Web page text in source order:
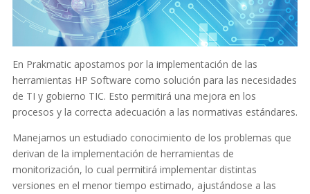
En Prakmatic apostamos por la implementación de las
herramientas HP Software como solución para las necesidades
de TI y gobierno TIC. Esto permitirá una mejora en los
procesos y la correcta adecuación a las normativas estándares.
Manejamos un estudiado conocimiento de los problemas que
derivan de la implementación de herramientas de
monitorización, lo cual permitirá implementar distintas
versiones en el menor tiempo estimado, ajustándose a las